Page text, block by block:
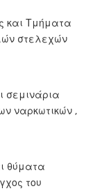
και Τμήματα
στελεχών
σεμινάρια
ναρκωτικών ,
θύματα
του